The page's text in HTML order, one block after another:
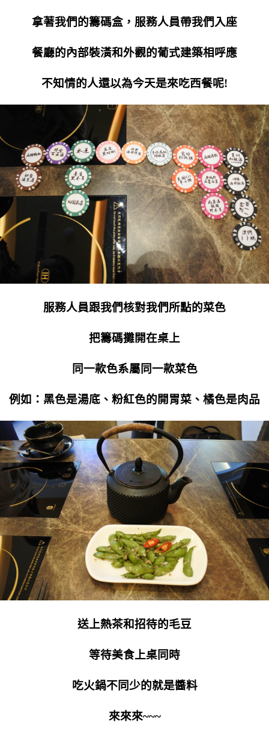
拿著我們的籌碼盒，服務人員帶我們入座
餐廳的內部裝潢和外觀的葡式建築相呼應
不知情的人還以為今天是來吃西餐呢!
服務人員跟我們核對我們所點的菜色
把籌碼攤開在桌上
同一款色系屬同一款菜色
例如：黑色是湯底、粉紅色的開胃菜、橘色是肉品
送上熱茶和招待的毛豆
等待美食上桌同時
吃火鍋不同少的就是醬料
來來來~~~